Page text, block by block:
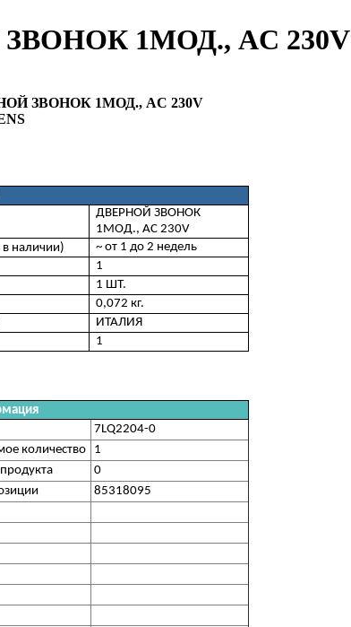
1МОД., AC 230V
ЗВОНОК 1МОД., AC 230V
ДВЕРНОЙ ЗВОНОК
1МОД., AC 230V
в наличии)
~ от 1 до 2 недель
1
1 ШТ.
0,072 кг.
ИТАЛИЯ
1
7LQ2204-0
количество
1
0
85318095